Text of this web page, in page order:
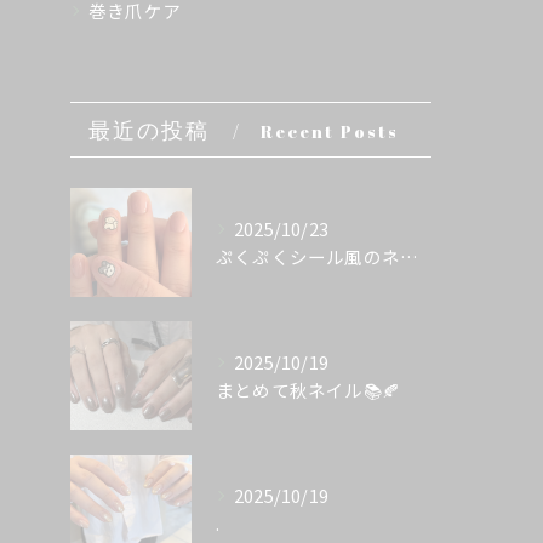
巻き爪ケア
最近の投稿 Recent Posts
2025/10/23
ぷくぷくシール風のネイル💭
2025/10/19
まとめて秋ネイル📚🍂
2025/10/19
.